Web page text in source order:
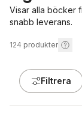
Visar alla böcker
snabb leverans.
124 produkter
Filtrera